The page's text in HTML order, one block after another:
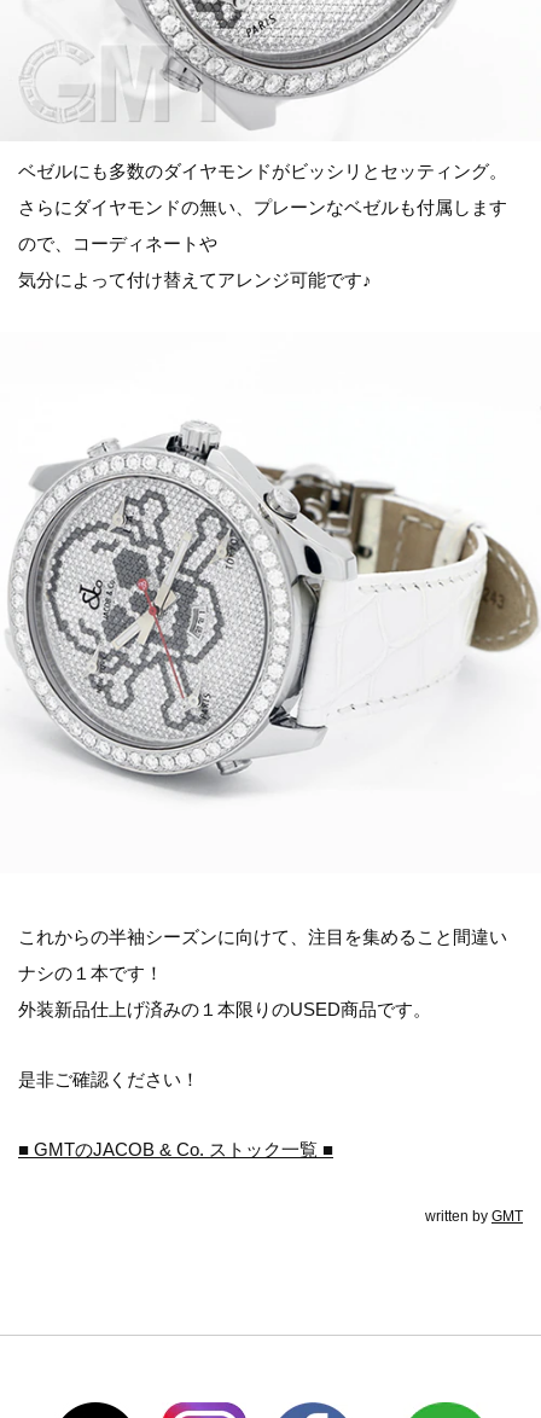
ベゼルにも多数のダイヤモンドがビッシリとセッティング。
さらにダイヤモンドの無い、プレーンなベゼルも付属します
ので、コーディネートや
気分によって付け替えてアレンジ可能です♪
これからの半袖シーズンに向けて、注目を集めること間違い
ナシの１本です！
外装新品仕上げ済みの１本限りのUSED商品です。
是非ご確認ください！
■ GMTのJACOB & Co. ストック一覧 ■
written by GMT